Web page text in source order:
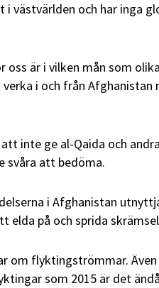
västvärlden och har inga
oss är i vilken mån som
i och från
inte ge al-Qaida och
svåra att bedöma.
i Afghanistan
elda på och sprida
om flyktingströmmar.
som 2015 är det